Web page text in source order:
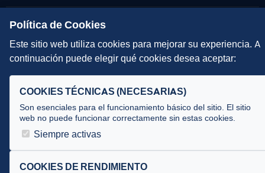
Av. José Atarés 101, semisótano. 50018 Zaragoza
976 516 083 ·federacion@triatlonaragon.org
Privacidad · Cookies
Desarrollado portheflyingdevil.com
Política de Cookies
Este sitio web utiliza cookies para mejorar su experiencia. A
continuación puede elegir qué cookies desea aceptar:
COOKIES TÉCNICAS (NECESARIAS)
Son esenciales para el funcionamiento básico del sitio. El sitio
web no puede funcionar correctamente sin estas cookies.
Siempre activas
COOKIES DE RENDIMIENTO